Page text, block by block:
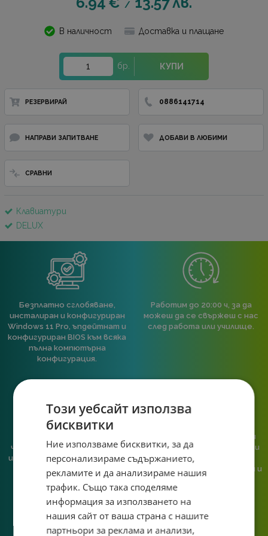
/
В наличност Доставка и плащане
бр. КУПИ
РЕЗЕРВИРАЙ 0886141714
НАПРАВИ ЗАПИТВАНЕ ДОБАВИ В ЛЮБИМИ
СРАВНИ
Клавиатури
DELUX
Безплатно сглобяване,
инсталиран и конфигуриран
Windows 11 Pro, ъпдейтнат и
конфигуриран BIOS към всяка
пълна компютърна
конфигурация.
Работим до 20:00 ч, за да
можеш да се свържеш с нас
след работа или училище.
човек, не с чатбот, когато
имаш нужда от консултация
Сглобяваме, поддържаме и
обслужваме. Като магазин и
сервиз на едно място
гарантираме бърза реакция и
Този уебсайт използва
бисквитки
Ние използваме бисквитки, за да
персонализираме съдържанието,
рекламите и да анализираме нашия
трафик. Също така споделяме
информация за използването на
нашия сайт от ваша страна с нашите
партньори за реклама и анализи,